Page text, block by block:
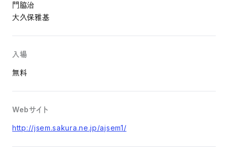
門脇治
大久保雅基
入場
無料
Webサイト
http://jsem.sakura.ne.jp/ajsem1/